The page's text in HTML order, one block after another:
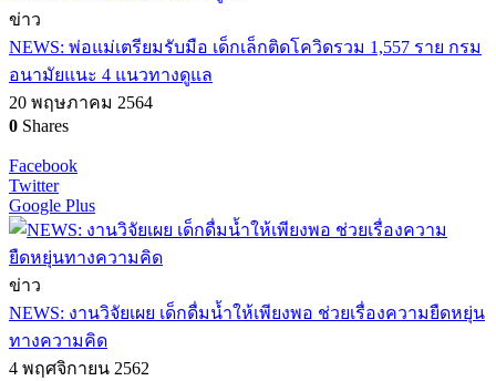
ข่าว
NEWS: พ่อแม่เตรียมรับมือ เด็กเล็กติดโควิดรวม 1,557 ราย กรม
อนามัยแนะ 4 แนวทางดูแล
20 พฤษภาคม 2564
0 Shares
Facebook
Twitter
Google Plus
ข่าว
NEWS: งานวิจัยเผย เด็กดื่มน้ำให้เพียงพอ ช่วยเรื่องความยืดหยุ่น
ทางความคิด
4 พฤศจิกายน 2562